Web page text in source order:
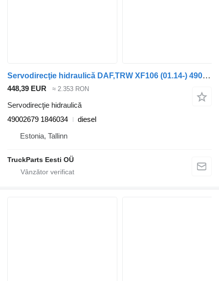
Servodirecţie hidraulică DAF,TRW XF106 (01.14-) 49002679 pentru cap tractor DAF XF106 (2014-)
448,39 EUR ≈ 2.353 RON
Servodirecţie hidraulică
49002679 1846034
diesel
Estonia, Tallinn
TruckParts Eesti OÜ